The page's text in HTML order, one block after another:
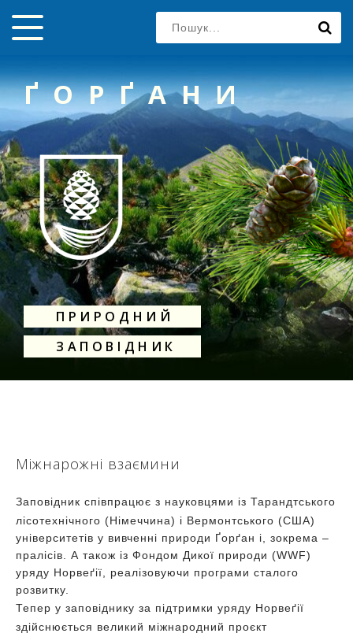
ҐОРҐАНИ
ПРИРОДНИЙ
ЗАПОВІДНИК
Міжнарожні взаємини
Заповідник співпрацює з науковцями із Тарандтського
лісотехнічного (Німеччина) і Вермонтського (США)
університетів у вивченні природи Ґорґан і, зокрема –
пралісів. А також із Фондом Дикої природи (WWF)
уряду Норвеґії, реалізовуючи програми сталого
розвитку.
Тепер у заповіднику за підтримки уряду Норвеґії
здійснюється великий міжнародний проєкт